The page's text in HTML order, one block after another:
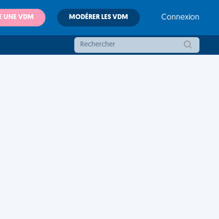
UNE VDM MODÉRER LES VDM Connexion